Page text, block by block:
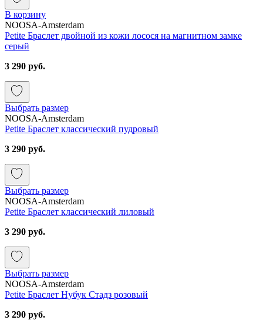
В корзину
NOOSA-Amsterdam
Petite Браслет двойной из кожи лосося на магнитном замке
серый
3 290 руб.
Выбрать размер
NOOSA-Amsterdam
Petite Браслет классический пудровый
3 290 руб.
Выбрать размер
NOOSA-Amsterdam
Petite Браслет классический лиловый
3 290 руб.
Выбрать размер
NOOSA-Amsterdam
Petite Браслет Нубук Стадз розовый
3 290 руб.